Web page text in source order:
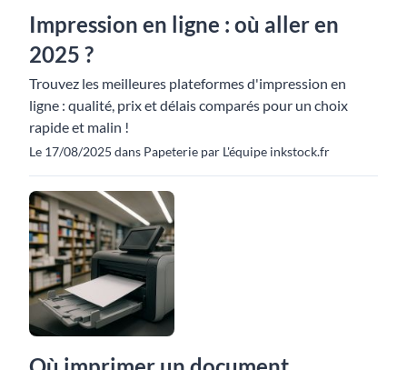
Impression en ligne : où aller en
2025 ?
Trouvez les meilleures plateformes d'impression en
ligne : qualité, prix et délais comparés pour un choix
rapide et malin !
Le 17/08/2025 dans Papeterie par L'équipe inkstock.fr